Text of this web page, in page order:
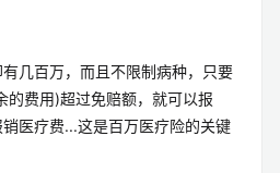
几百万，而且不限制病种，只要
的费用)超过免赔额，就可以报
医疗费...这是百万医疗险的关键